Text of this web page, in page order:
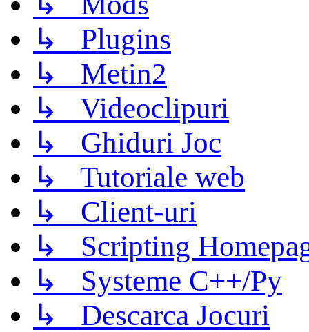
↳ Plugins
↳ Metin2
↳ Videoclipuri
↳ Ghiduri Joc
↳ Tutoriale web
↳ Client-uri
↳ Scripting
↳ Systeme C++/Py
↳ Descarca Jocuri